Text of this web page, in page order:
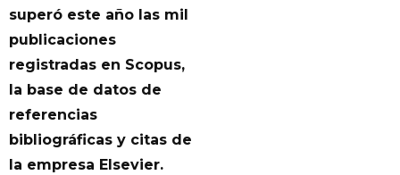
superó este año las mil
publicaciones
registradas en Scopus,
la base de datos de
referencias
bibliográficas y citas de
la empresa Elsevier.